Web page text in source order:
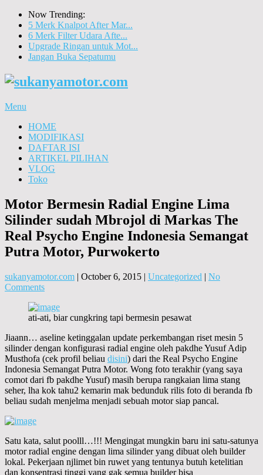
Now Trending:
5 Merk Knalpot After Mar...
6 Merk Filter Udara Afte...
Upgrade Ringan untuk Mot...
Jangan Buka Sepatumu
Menu
HOME
MODIFIKASI
DAFTAR ISI
ARTIKEL PILIHAN
VLOG
Toko
Motor Bermesin Radial Engine Lima
Silinder sudah Mbrojol di Markas The
Real Psycho Engine Indonesia Semangat
Putra Motor, Purwokerto
sukanyamotor.com | October 6, 2015 | Uncategorized | No
Comments
ati-ati, biar cungkring tapi bermesin pesawat
Jiaann… aseline ketinggalan update perkembangan riset mesin 5
silinder dengan konfigurasi radial engine oleh pakdhe Yusuf Adip
Musthofa (cek profil beliau disini) dari the Real Psycho Engine
Indonesia Semangat Putra Motor. Wong foto terakhir (yang saya
comot dari fb pakdhe Yusuf) masih berupa rangkaian lima stang
seher, lha kok tahu2 kemarin mak bedunduk rilis foto di beranda fb
beliau sudah menjelma menjadi sebuah motor siap pancal.
Satu kata, salut poolll…!!! Mengingat mungkin baru ini satu-satunya
motor radial engine dengan lima silinder yang dibuat oleh builder
lokal. Pekerjaan njlimet bin ruwet yang tentunya butuh ketelitian
dan konsentrasi tinggi yang gak semua builder bisa